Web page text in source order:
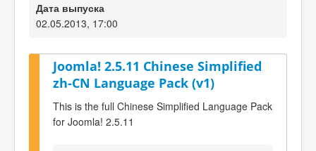
Дата выпуска
02.05.2013, 17:00
Joomla! 2.5.11 Chinese Simplified
zh-CN Language Pack (v1)
This is the full Chinese Simplified Language Pack
for Joomla! 2.5.11